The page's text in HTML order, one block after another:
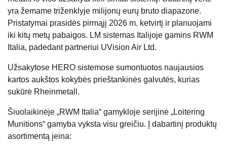
yra žemame triženklyje milijonų eurų bruto diapazone.
Pristatymai prasidės pirmąjį 2026 m. ketvirtį ir planuojami
iki kitų metų pabaigos. LM sistemas Italijoje gamins RWM
Italia, padedant partneriui UVision Air Ltd.
Užsakytose HERO sistemose sumontuotos naujausios
kartos aukštos kokybės prieštankinės galvutės, kurias
sukūrė Rheinmetall.
Šiuolaikinėje „RWM Italia“ gamykloje serijinė „Loitering
Munitions“ gamyba vyksta visu greičiu. Į dabartinį produktų
asortimentą įeina: